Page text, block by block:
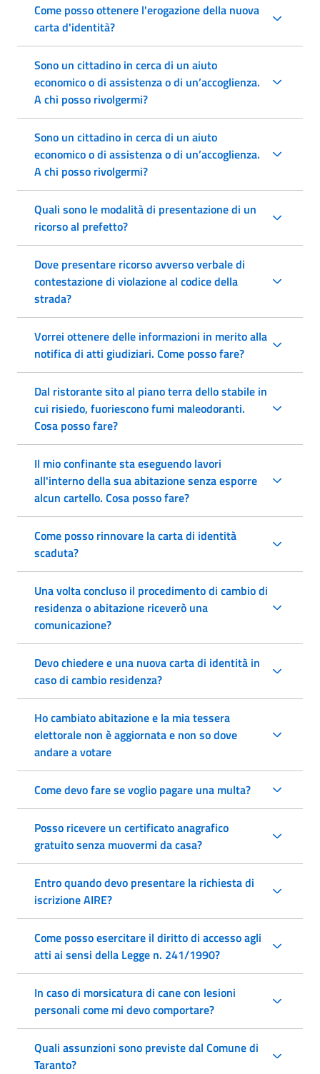
Come posso ottenere l'erogazione della nuova
carta d'identità?
Sono un cittadino in cerca di un aiuto
economico o di assistenza o di un’accoglienza.
A chi posso rivolgermi?
Sono un cittadino in cerca di un aiuto
economico o di assistenza o di un’accoglienza.
A chi posso rivolgermi?
Quali sono le modalità di presentazione di un
ricorso al prefetto?
Dove presentare ricorso avverso verbale di
contestazione di violazione al codice della
strada?
Vorrei ottenere delle informazioni in merito alla
notifica di atti giudiziari. Come posso fare?
Dal ristorante sito al piano terra dello stabile in
cui risiedo, fuoriescono fumi maleodoranti.
Cosa posso fare?
Il mio confinante sta eseguendo lavori
all'interno della sua abitazione senza esporre
alcun cartello. Cosa posso fare?
Come posso rinnovare la carta di identità
scaduta?
Una volta concluso il procedimento di cambio di
residenza o abitazione riceverò una
comunicazione?
Devo chiedere e una nuova carta di identità in
caso di cambio residenza?
Ho cambiato abitazione e la mia tessera
elettorale non è aggiornata e non so dove
andare a votare
Come devo fare se voglio pagare una multa?
Posso ricevere un certificato anagrafico
gratuito senza muovermi da casa?
Entro quando devo presentare la richiesta di
iscrizione AIRE?
Come posso esercitare il diritto di accesso agli
atti ai sensi della Legge n. 241/1990?
In caso di morsicatura di cane con lesioni
personali come mi devo comportare?
Quali assunzioni sono previste dal Comune di
Taranto?